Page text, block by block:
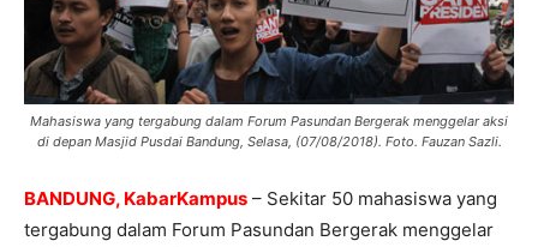
Mahasiswa yang tergabung dalam Forum Pasundan Bergerak menggelar aksi
di depan Masjid Pusdai Bandung, Selasa, (07/08/2018). Foto. Fauzan Sazli.
BANDUNG, KabarKampus – Sekitar 50 mahasiswa yang
tergabung dalam Forum Pasundan Bergerak menggelar